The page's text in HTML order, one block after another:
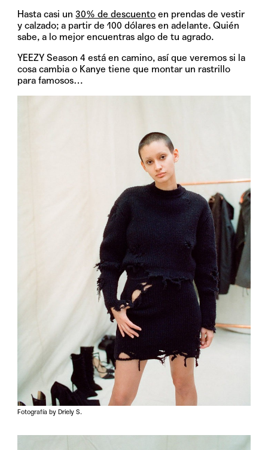
Hasta casi un30% de descuento en prendas de vestir
y calzado; a partir de 100 dólares en adelante. Quién
sabe, a lo mejor encuentras algo de tu agrado.
YEEZY Season 4 está en camino, así que veremos si la
cosa cambia o Kanye tiene que montar un rastrillo
para famosos…
Fotografía by Driely S.